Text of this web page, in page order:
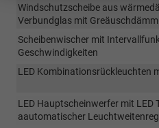
Windschutzscheibe aus
Verbundglas mit
Scheibenwischer mit
Geschwindigkeiten
LED Kombinationsrückleuchten
LED Hauptscheinwerfer mit LED
aautomatischer